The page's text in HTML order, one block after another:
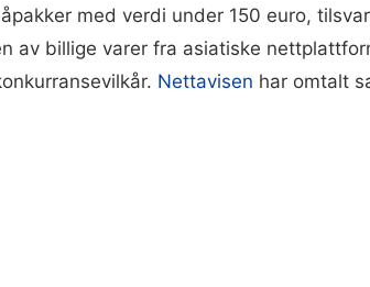
med verdi under 150 euro,
av billige varer fra asiatiske
Nettavisen har omtalt